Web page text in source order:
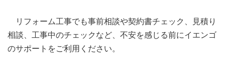
リフォーム工事でも事前相談や契約書チェック、見積り
相談、工事中のチェックなど、不安を感じる前にイエンゴ
のサポートをご利用ください。